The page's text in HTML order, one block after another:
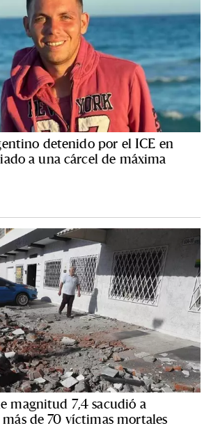
detenido por el ICE en
a una cárcel de máxima
magnitud 7,4 sacudió a
de 70 víctimas mortales